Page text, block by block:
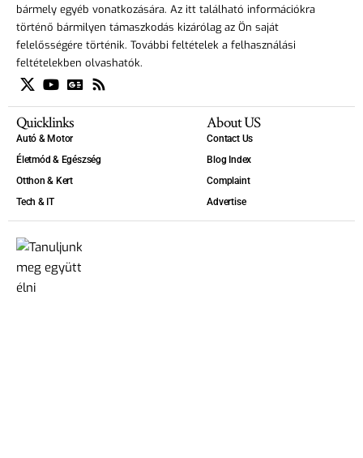
bármely egyéb vonatkozására. Az itt található információkra
történő bármilyen támaszkodás kizárólag az Ön saját
felelősségére történik. További feltételek a felhasználási
feltételekben olvashatók.
Quicklinks
Autó & Motor
Életmód & Egészség
Otthon & Kert
Tech & IT
About US
Contact Us
Blog Index
Complaint
Advertise